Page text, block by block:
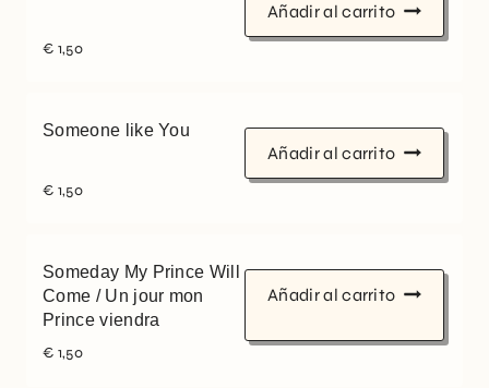
€ 1,50
Añadir al carrito
Someone like You
€ 1,50
Añadir al carrito
Someday My Prince Will
Come / Un jour mon
Prince viendra
€ 1,50
Añadir al carrito